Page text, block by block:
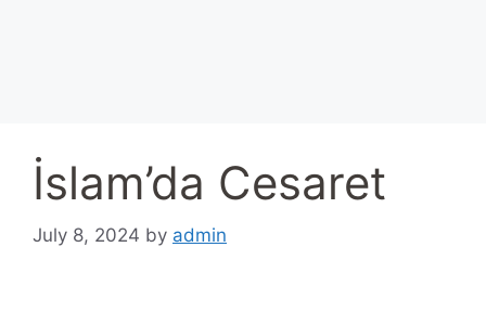
İslam’da Cesaret
July 8, 2024 by admin